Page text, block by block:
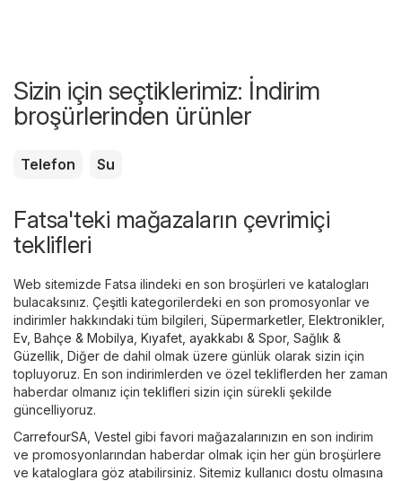
Sizin için seçtiklerimiz: İndirim
broşürlerinden ürünler
Telefon Su
Fatsa'teki mağazaların çevrimiçi
teklifleri
Web sitemizde Fatsa ilindeki en son broşürleri ve katalogları
bulacaksınız. Çeşitli kategorilerdeki en son promosyonlar ve
indirimler hakkındaki tüm bilgileri, Süpermarketler, Elektronikler,
Ev, Bahçe & Mobilya Kıyafet, ayakkabı & Spor, Sağlık &
Güzellik Diğer de dahil olmak üzere günlük olarak sizin için
topluyoruz. En son indirimlerden ve özel tekliflerden her zaman
haberdar olmanız için teklifleri sizin için sürekli şekilde
güncelliyoruz.
CarrefourSA Vestel gibi favori mağazalarınızın en son indirim
ve promosyonlarından haberdar olmak için her gün broşürlere
ve kataloglara göz atabilirsiniz. Sitemiz kullanıcı dostu olmasına